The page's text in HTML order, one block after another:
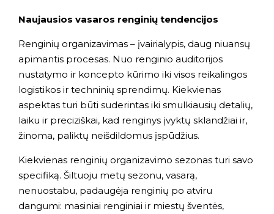
Naujausios vasaros renginių tendencijos
Renginių organizavimas – įvairialypis, daug niuansų
apimantis procesas. Nuo renginio auditorijos
nustatymo ir koncepto kūrimo iki visos reikalingos
logistikos ir techninių sprendimų. Kiekvienas
aspektas turi būti suderintas iki smulkiausių detalių,
laiku ir preciziškai, kad renginys įvyktų sklandžiai ir,
žinoma, paliktų neišdildomus įspūdžius.
Kiekvienas renginių organizavimo sezonas turi savo
specifiką. Šiltuoju metų sezonu, vasarą,
nenuostabu, padaugėja renginių po atviru
dangumi: masiniai renginiai ir miestų šventės,